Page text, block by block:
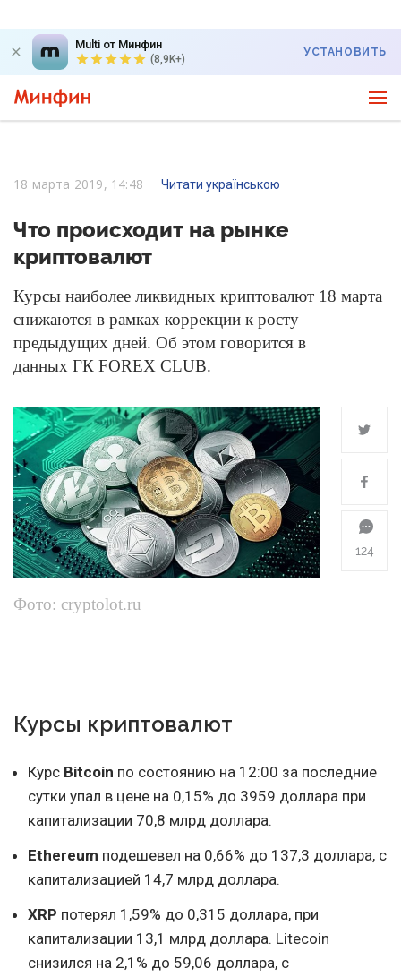
Multi от Минфин
(8,9K+)
УСТАНОВИТЬ
18 марта 2019, 14:48 Читати українською
Что происходит на рынке
криптовалют
Курсы наиболее ликвидных криптовалют 18 марта
снижаются в рамках коррекции к росту
предыдущих дней. Об этом говорится в
данных ГК FOREX CLUB.
Фото: cryptolot.ru
124
Курсы криптовалют
Курс Bitcoin по состоянию на 12:00 за последние
сутки упал в цене на 0,15% до 3959 доллара при
капитализации 70,8 млрд доллара.
Ethereum подешевел на 0,66% до 137,3 доллара, с
капитализацией 14,7 млрд доллара.
XRP потерял 1,59% до 0,315 доллара, при
капитализации 13,1 млрд доллара. Litecoin
снизился на 2,1% до 59,06 доллара, с